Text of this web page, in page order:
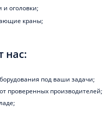
оголовки;
краны;
нас:
под ваши задачи;
проверенных производителей;